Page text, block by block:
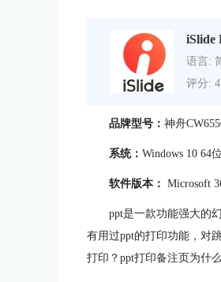
iSlide
语言:
评分:
品牌型号： 神舟
系统： Windows 10 64
软件版本： Microsoft
ppt是一款功能强大的
有用过ppt的打印功能，对
打印？ppt打印备注页为什